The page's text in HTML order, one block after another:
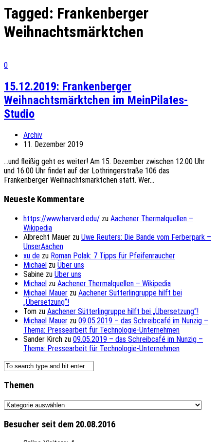
Tagged: Frankenberger
Weihnachtsmärktchen
0
15.12.2019: Frankenberger
Weihnachtsmärktchen im MeinPilates-
Studio
Archiv
11. Dezember 2019
…und fleißig geht es weiter! Am 15. Dezember zwischen 12.00 Uhr
und 16.00 Uhr findet auf der Lothringerstraße 106 das
Frankenberger Weihnachtsmärktchen statt. Wer...
Neueste Kommentare
https://www.harvard.edu/ zu Aachener Thermalquellen –
Wikipedia
Albrecht Mauer zu Uwe Reuters: Die Bande vom Ferberpark –
UnserAachen
xu de zu Roman Polak: 7 Tipps für Pfeifenraucher
Michael zu Über uns
Sabine zu Über uns
Michael zu Aachener Thermalquellen – Wikipedia
Michael Mauer zu Aachener Sütterlingruppe hilft bei
„Übersetzung“!
Tom zu Aachener Sütterlingruppe hilft bei „Übersetzung“!
Michael Mauer zu 09.05.2019 – das Schreibcafé im Nunzig –
Thema: Pressearbeit für Technologie-Unternehmen
Sander Kirch zu 09.05.2019 – das Schreibcafé im Nunzig –
Thema: Pressearbeit für Technologie-Unternehmen
Themen
Themen
Besucher seit dem 20.08.2016